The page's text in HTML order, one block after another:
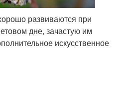
развиваются при
дне, зачастую им
искусственное